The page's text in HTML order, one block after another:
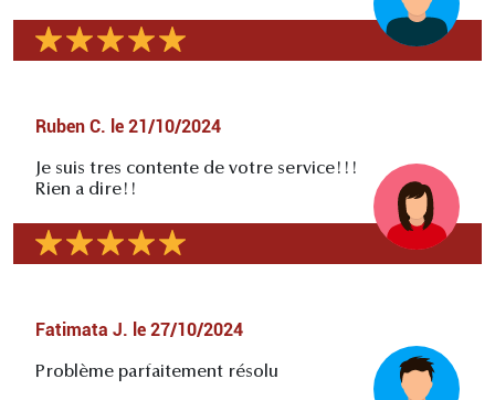
Ruben C. le 21/10/2024
Je suis tres contente de votre service!!!
Rien a dire!!
Fatimata J. le 27/10/2024
Problème parfaitement résolu